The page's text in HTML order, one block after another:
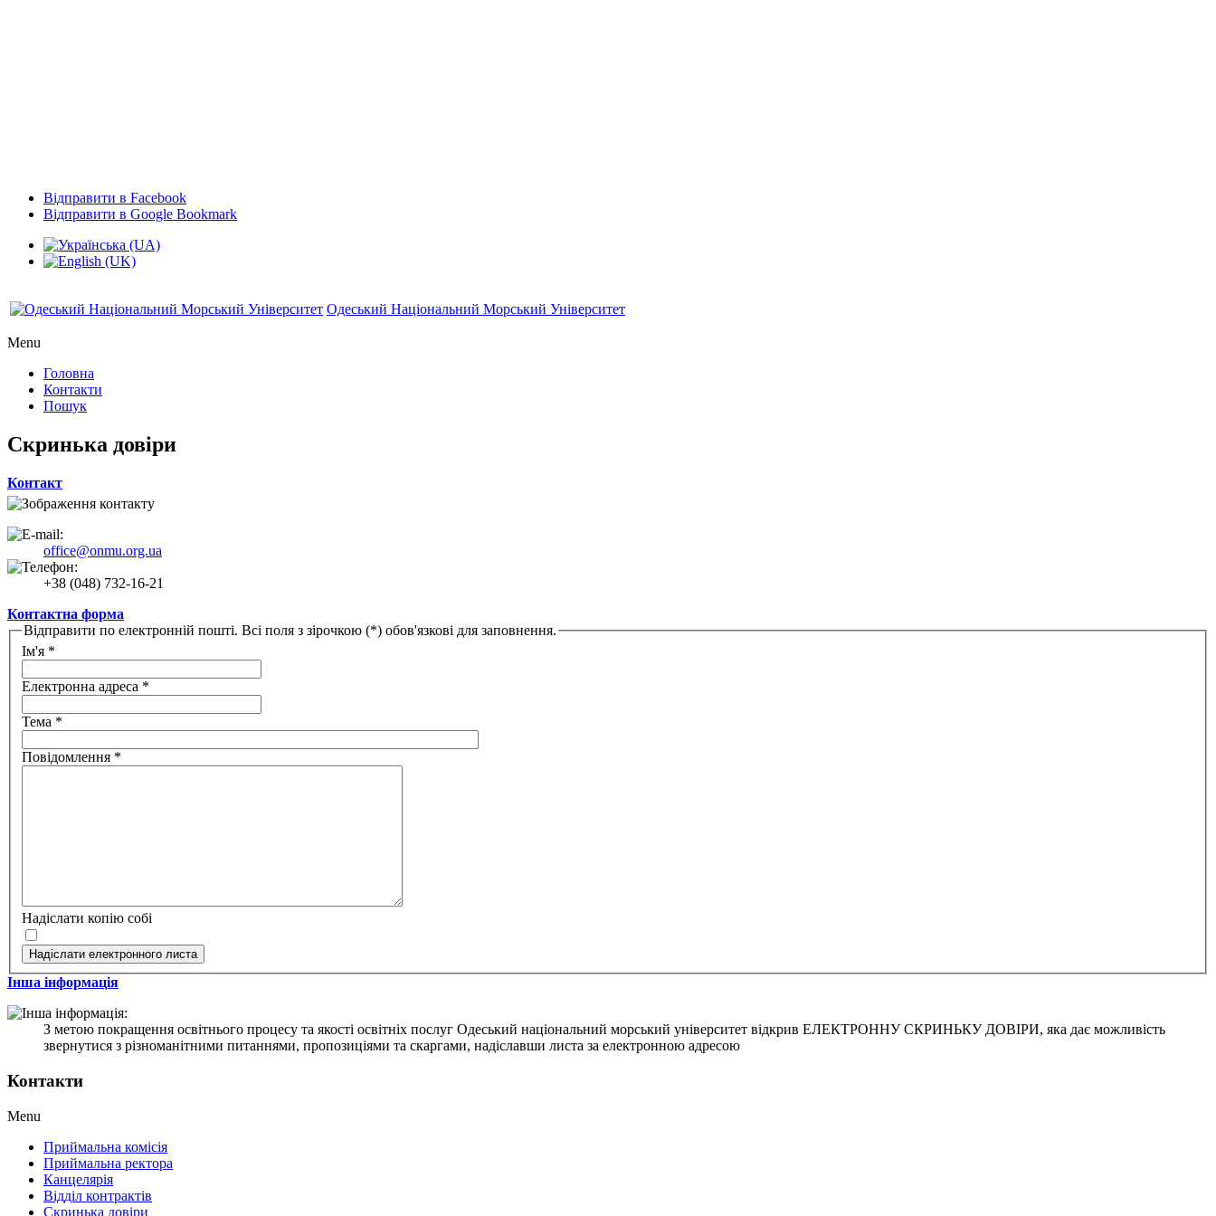
Відправити в Facebook
Відправити в Google Bookmark
Одеський Національний Морський Університет
Menu
Головна
Контакти
Пошук
Скринька довіри
Контакт
office@onmu.org.ua
+38 (048) 732-16-21
Контактна форма
Відправити по електронній пошті. Всі поля з зірочкою (*) обов'язкові для заповнення.
Ім'я *
Електронна адреса *
Тема *
Повідомлення *
Надіслати копію собі
Надіслати електронного листа
Інша інформація
З метою покращення освітнього процесу та якості освітніх послуг Одеський національний морський університет відкрив ЕЛЕКТРОННУ СКРИНЬКУ ДОВІРИ, яка дає можливість
звернутися з різноманітними питаннями, пропозиціями та скаргами, надіславши листа за електронною адресою
Контакти
Menu
Приймальна комісія
Приймальна ректора
Канцелярія
Відділ контрактів
Скринька довіри